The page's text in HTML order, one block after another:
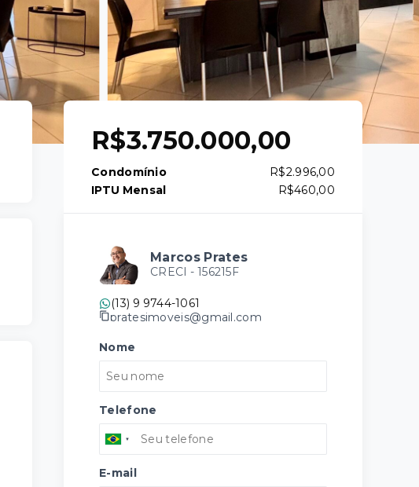
R$3.750.000,00
Condomínio
R$2.996,00
IPTU Mensal
R$460,00
Marcos Prates
CRECI - 156215F
(13) 9 9744-1061
pratesimoveis@gmail.com
Nome
Telefone
E-mail